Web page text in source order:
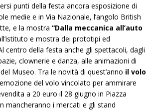
punti della festa ancora esposizione di
medie e in Via Nazionale, l’angolo British
e la mostra “Dalla meccanica all’auto
e mostra dei prototipi ed
centro della festa anche gli spettacoli, dagli
clownerie e danza, alle animazioni di
Museo. Tra le novità di quest’anno il volo
del volo vincolato per ammirare
a 20 euro il 28 giugno in Piazza
mancheranno i mercati e gli stand